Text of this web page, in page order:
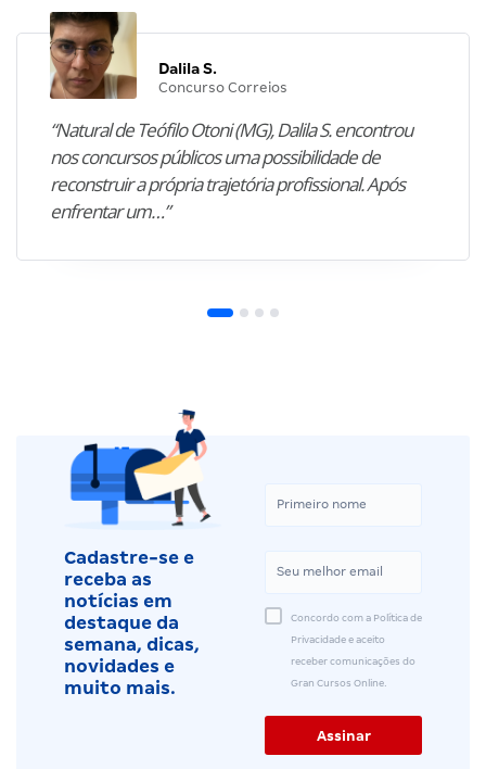
Dalila S.
Concurso Correios
“Natural de Teófilo Otoni (MG), Dalila S. encontrou
nos concursos públicos uma possibilidade de
reconstruir a própria trajetória profissional. Após
enfrentar um…”
Cadastre-se e
receba as
notícias em
destaque da
semana, dicas,
novidades e
muito mais.
Concordo com a Política de
Privacidade e aceito
receber comunicações do
Gran Cursos Online.